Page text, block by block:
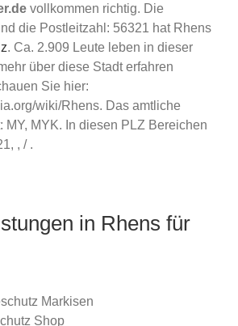
vollkommen richtig. Die
die Postleitzahl: 56321 hat Rhens
. Ca. 2.909 Leute leben in dieser
über diese Stadt erfahren
Sie hier:
wiki/Rhens. Das amtliche
MY, MYK. In diesen PLZ Bereichen
, / .
in Rhens für
Markisen
Shop